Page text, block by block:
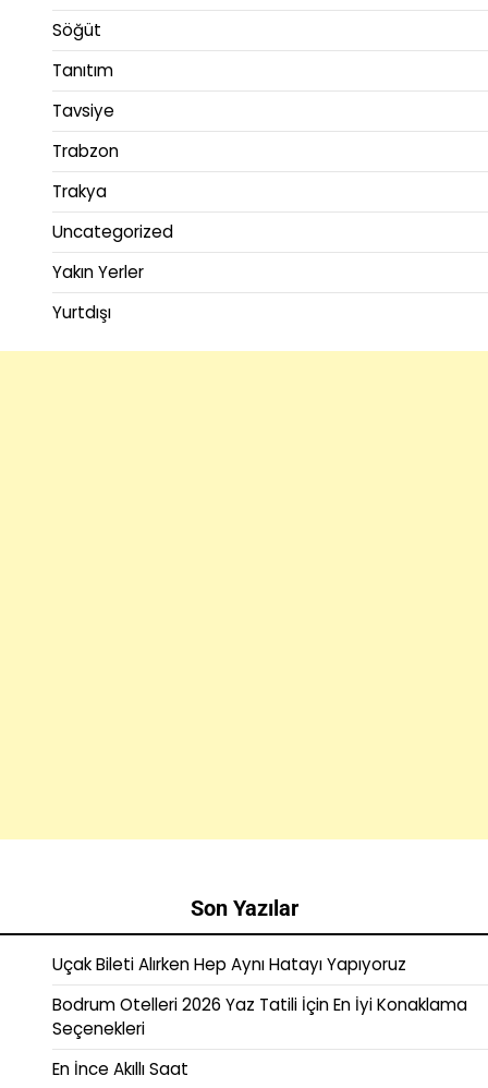
Söğüt
Tanıtım
Tavsiye
Trabzon
Trakya
Uncategorized
Yakın Yerler
Yurtdışı
Son Yazılar
Uçak Bileti Alırken Hep Aynı Hatayı Yapıyoruz
Bodrum Otelleri 2026 Yaz Tatili İçin En İyi Konaklama
Seçenekleri
En İnce Akıllı Saat